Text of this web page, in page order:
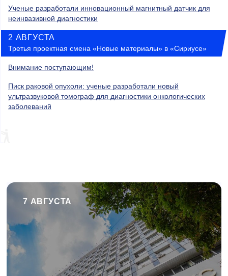
Ученые разработали инновационный магнитный датчик для
неинвазивной диагностики
2 АВГУСТА
Третья проектная смена «Новые материалы» в «Сириусе»
Внимание поступающим!
Писк раковой опухоли: ученые разработали новый
ультразвуковой томограф для диагностики онкологических
заболеваний
7 АВГУСТА